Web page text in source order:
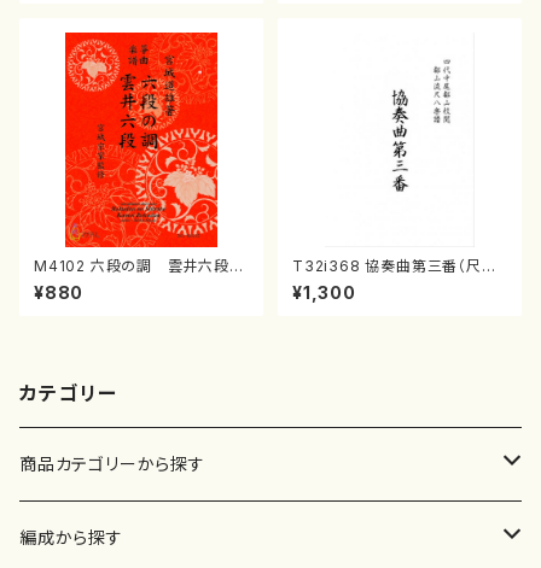
M4102 六段の調 雲井六段
（箏/宮城道雄著・宮城宗家監修/
箏曲古典楽譜）
¥880
T32i368 協奏曲第三番（尺八/
唯是震一/楽譜）都山流公刊楽譜
曲番:2073
¥1,300
カテゴリー
商品カテゴリーから探す
楽譜
編成から探す